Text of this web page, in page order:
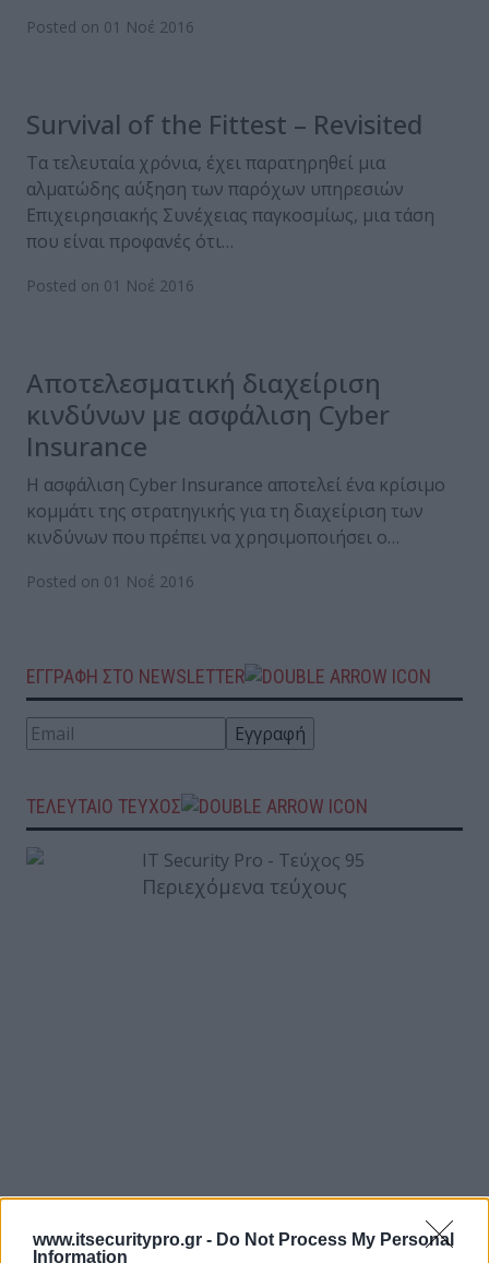
www.itsecuritypro.gr - Do Not Process My Personal
Information
Posted on 01 Νοέ 2016
Survival of the Fittest – Revisited
Τα τελευταία χρόνια, έχει παρατηρηθεί μια
αλματώδης αύξηση των παρόχων υπηρεσιών
Επιχειρησιακής Συνέχειας παγκοσμίως, μια τάση
που είναι προφανές ότι…
Posted on 01 Νοέ 2016
Αποτελεσματική διαχείριση
κινδύνων με ασφάλιση Cyber
Insurance
Η ασφάλιση Cyber Insurance αποτελεί ένα κρίσιμο
κομμάτι της στρατηγικής για τη διαχείριση των
κινδύνων που πρέπει να χρησιμοποιήσει ο…
Posted on 01 Νοέ 2016
ΕΓΓΡΑΦΗ ΣΤΟ NEWSLETTER
ΤΕΛΕΥΤΑΙΟ ΤΕΥΧΟΣ
Περιεχόμενα τεύχους